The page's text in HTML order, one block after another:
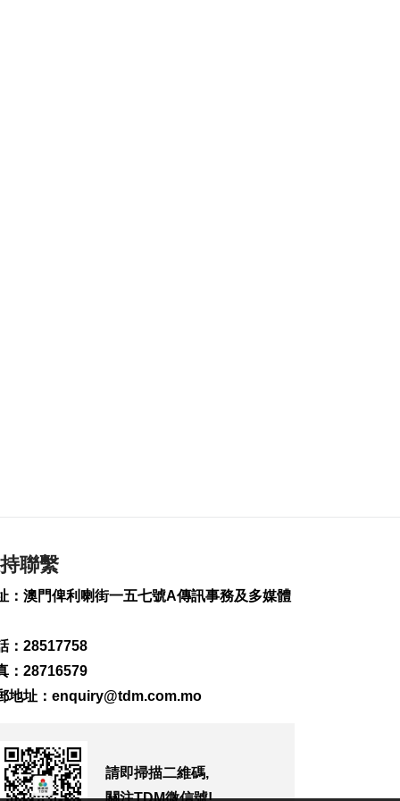
木茲海峽
操作
本澳天氣今非常酷熱
至中午外港高見
聯繫
：澳門俾利喇街一五七號A傳訊事務及多媒體
：28517758
：28716579
地址： enquiry@tdm.com.mo
請即掃描二維碼,
關注TDM微信號!